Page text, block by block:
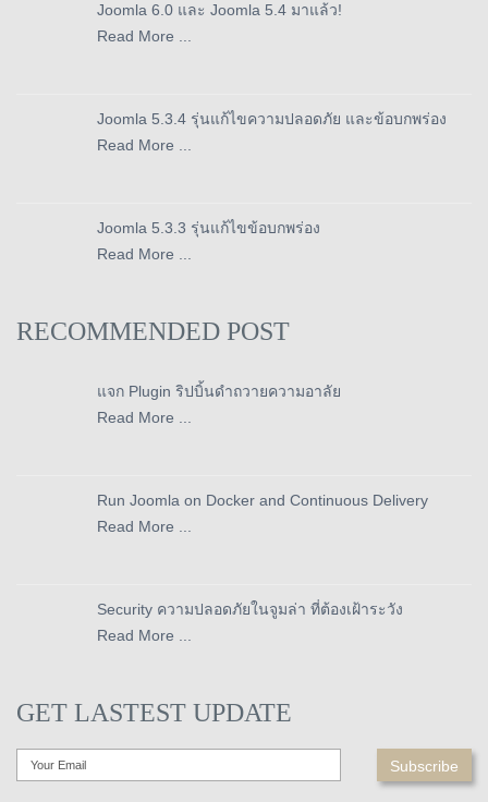
Joomla 6.0 และ Joomla 5.4 มาแล้ว!
Read More ...
Joomla 5.3.4 รุ่นแก้ไขความปลอดภัย และข้อบกพร่อง
Read More ...
Joomla 5.3.3 รุ่นแก้ไขข้อบกพร่อง
Read More ...
RECOMMENDED POST
แจก Plugin ริปบิ้นดำถวายความอาลัย
Read More ...
Run Joomla on Docker and Continuous Delivery
Read More ...
Security ความปลอดภัยในจูมล่า ที่ต้องเฝ้าระวัง
Read More ...
GET LASTEST UPDATE